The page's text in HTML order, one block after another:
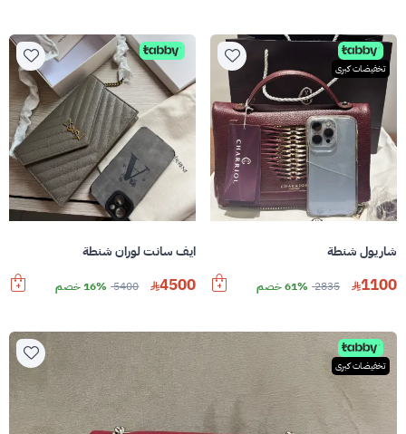
تخفيضات كبرى
شاريول شنطة
1100
2835 61% خصم
ايف سانت لوران شنطة
4500
5400 16% خصم
تخفيضات كبرى